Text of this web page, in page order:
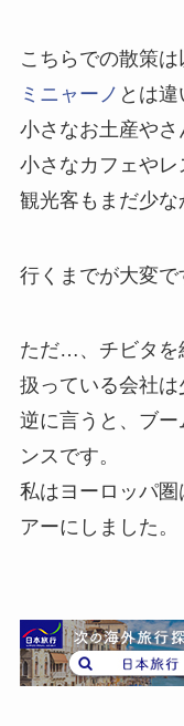
こちらでの散策
ミニャーノ とは違
小さなお土産やさ
小さなカフェや
観光客もまだ少な
行くまでが大変で
ただ…、チビタを
扱っている会社は
逆に言うと、ブ
ンスです。
私はヨーロッパ
アーにしました。